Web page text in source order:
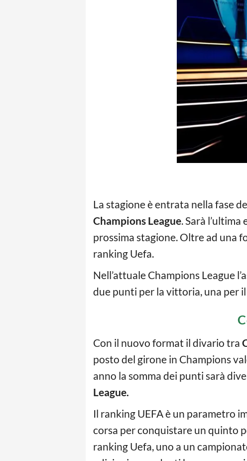
La stagione è entrata nella fase
Champions League. Sarà
prossima stagione. Oltre ad una
ranking Uefa.
Nell’attuale Champions League
due punti per la vittoria, una per
Con il nuovo format il divario tra
posto del girone in Champions
anno la somma dei punti sarà
League.
Il ranking UEFA è un parametro
corsa per conquistare un quinto
ranking Uefa, uno a un